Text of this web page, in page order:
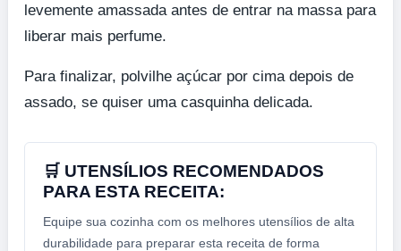
levemente amassada antes de entrar na massa para
liberar mais perfume.
Para finalizar, polvilhe açúcar por cima depois de
assado, se quiser uma casquinha delicada.
🛒 UTENSÍLIOS RECOMENDADOS
PARA ESTA RECEITA:
Equipe sua cozinha com os melhores utensílios de alta
durabilidade para preparar esta receita de forma